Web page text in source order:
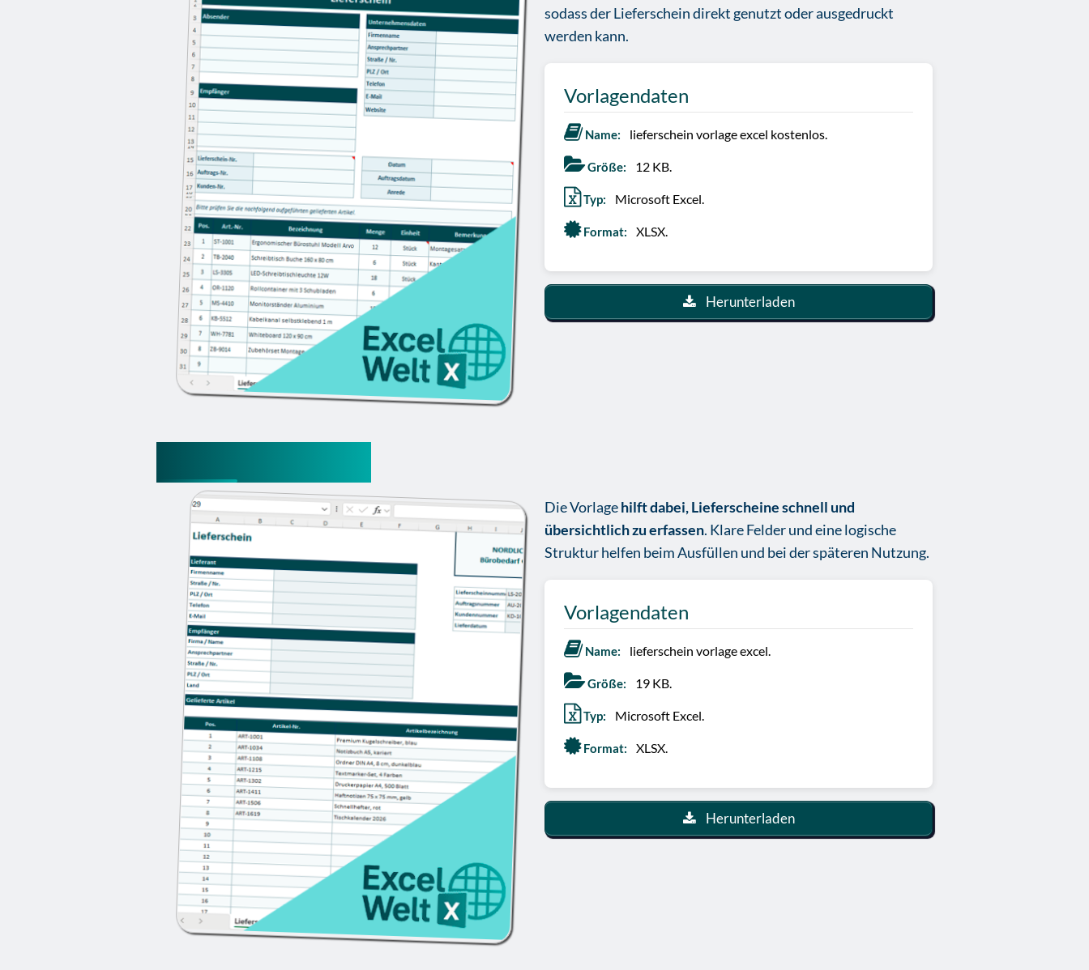
sodass der Lieferschein direkt genutzt oder ausgedruckt
werden kann.
Vorlagendaten
Name: lieferschein vorlage excel kostenlos.
Größe: 12 KB.
Typ: Microsoft Excel.
Format: XLSX.
Herunterladen
Die Vorlagehilft dabei, Lieferscheine schnell und
übersichtlich zu erfassen. Klare Felder und eine logische
Struktur helfen beim Ausfüllen und bei der späteren Nutzung.
Vorlagendaten
Name: lieferschein vorlage excel.
Größe: 19 KB.
Typ: Microsoft Excel.
Format: XLSX.
Herunterladen